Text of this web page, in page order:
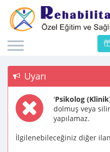
Uyarı
'Psikolog
dolmuş veya
yapılamaz.
İlgilenebileceğiniz diğer